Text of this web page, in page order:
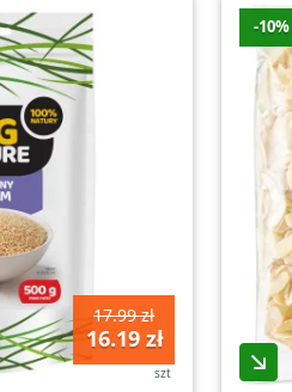
17.99 zł
16.19 zł
szt
-10%